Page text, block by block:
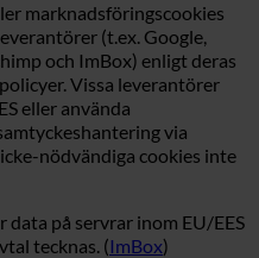
marknadsföringscookies
(t.ex. Google,
och ImBox) enligt deras
Vissa leverantörer
eller använda
via
nödvändiga cookies inte
på servrar inom EU/EES
tecknas. (ImBox)